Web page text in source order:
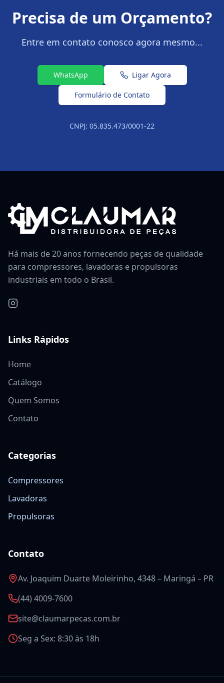
Precisa de um Orçamento?
Entre em contato conosco agora mesmo...
WhatsApp Ligar Agora
Formulário de Contato
CNPJ: 05.835.473/0001-22
Há mais de 20 anos fornecendo peças de qualidade
para compressores, lavadoras e propulsoras
industriais em todo o Brasil.
Links Rápidos
Home
Catálogo
Quem Somos
Contato
Categorias
Compressores
Lavadoras
Propulsoras
Contato
Av. Joaquim Duarte Moleirinho, 4348 – Maringá – PR
(44) 4009-7600
site@claumarpecas.com.br
Seg a Sex: 8:30 às 18h